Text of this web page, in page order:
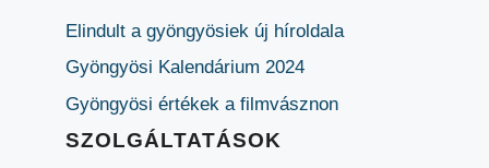
Elindult a gyöngyösiek új híroldala
Gyöngyösi Kalendárium 2024
Gyöngyösi értékek a filmvásznon
SZOLGÁLTATÁSOK